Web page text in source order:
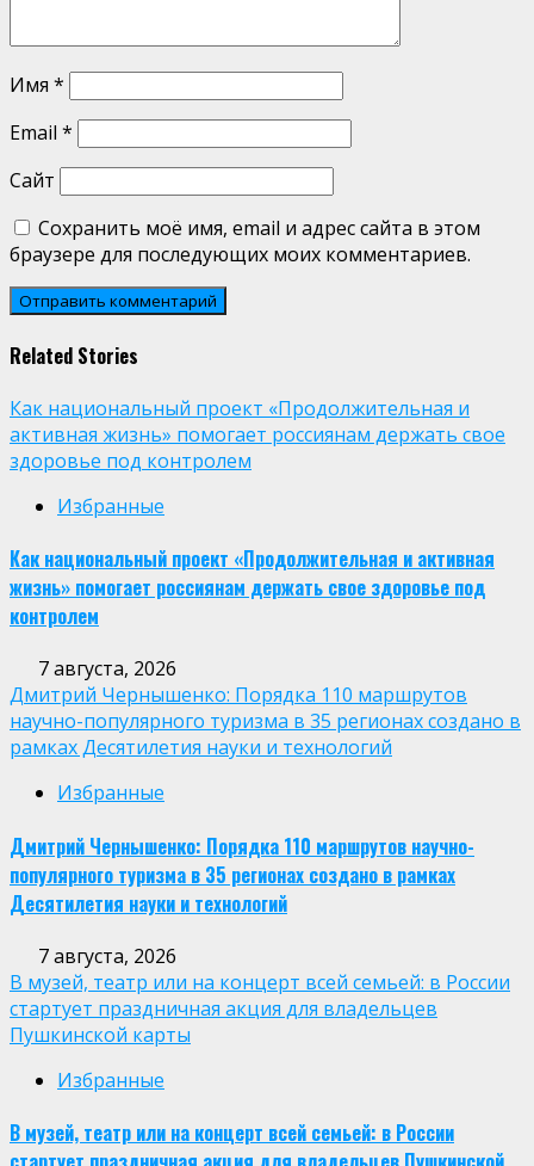
Имя *
Email *
Сайт
Сохранить моё имя, email и адрес сайта в этом
браузере для последующих моих комментариев.
Related Stories
Как национальный проект «Продолжительная и
активная жизнь» помогает россиянам держать свое
здоровье под контролем
Избранные
Как национальный проект «Продолжительная и активная
жизнь» помогает россиянам держать свое здоровье под
контролем
7 августа, 2026
Дмитрий Чернышенко: Порядка 110 маршрутов
научно-популярного туризма в 35 регионах создано в
рамках Десятилетия науки и технологий
Избранные
Дмитрий Чернышенко: Порядка 110 маршрутов научно-
популярного туризма в 35 регионах создано в рамках
Десятилетия науки и технологий
7 августа, 2026
В музей, театр или на концерт всей семьей: в России
стартует праздничная акция для владельцев
Пушкинской карты
Избранные
В музей, театр или на концерт всей семьей: в России